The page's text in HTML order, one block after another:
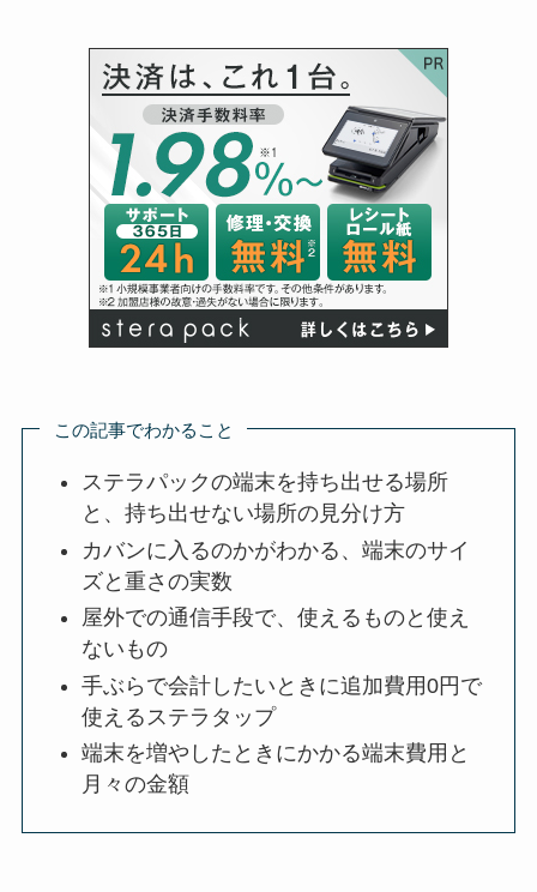
この記事でわかること
ステラパックの端末を持ち出せる場所
と、持ち出せない場所の見分け方
カバンに入るのかがわかる、端末のサイ
ズと重さの実数
屋外での通信手段で、使えるものと使え
ないもの
手ぶらで会計したいときに追加費用0円で
使えるステラタップ
端末を増やしたときにかかる端末費用と
月々の金額